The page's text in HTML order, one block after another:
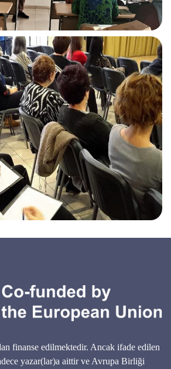
finanse edilmektedir. Ancak ifade edilen
yazar(lar)a aittir ve Avrupa Birliği